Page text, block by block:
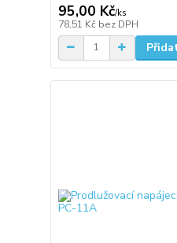
95,00 Kč/ks
78,51 Kč bez DPH